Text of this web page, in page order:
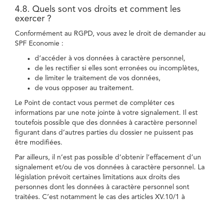
4.8. Quels sont vos droits et comment les
exercer ?
Conformément au RGPD, vous avez le droit de demander au
SPF Economie :
d’accéder à vos données à caractère personnel,
de les rectifier si elles sont erronées ou incomplètes,
de limiter le traitement de vos données,
de vous opposer au traitement.
Le Point de contact vous permet de compléter ces
informations par une note jointe à votre signalement. Il est
toutefois possible que des données à caractère personnel
figurant dans d’autres parties du dossier ne puissent pas
être modifiées.
Par ailleurs, il n’est pas possible d’obtenir l’effacement d’un
signalement et/ou de vos données à caractère personnel. La
législation prévoit certaines limitations aux droits des
personnes dont les données à caractère personnel sont
traitées. C’est notamment le cas des articles XV.10/1 à